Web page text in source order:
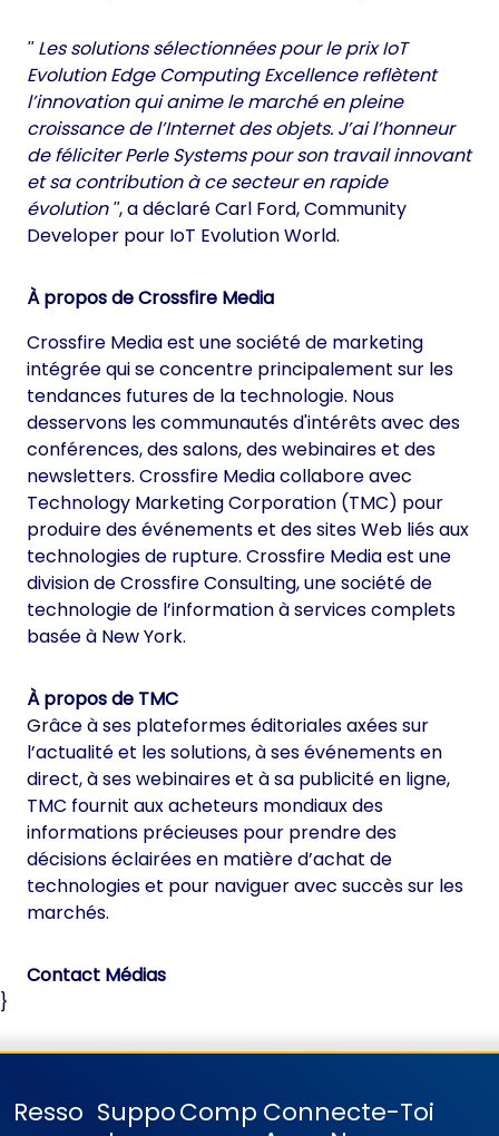
Les solutions sélectionnées pour le prix IoT
Evolution Edge Computing Excellence reflètent
l’innovation qui anime le marché en pleine
croissance de l’Internet des objets. J’ai l’honneur
de féliciter Perle Systems pour son travail innovant
et sa contribution à ce secteur en rapide
évolution , a déclaré Carl Ford, Community
Developer pour IoT Evolution World.
À propos de Crossfire Media
Crossfire Media est une société de marketing
intégrée qui se concentre principalement sur les
tendances futures de la technologie. Nous
desservons les communautés d'intérêts avec des
conférences, des salons, des webinaires et des
newsletters. Crossfire Media collabore avec
Technology Marketing Corporation (TMC) pour
produire des événements et des sites Web liés aux
technologies de rupture. Crossfire Media est une
division de Crossfire Consulting, une société de
technologie de l’information à services complets
basée à New York.
À propos de TMC
Grâce à ses plateformes éditoriales axées sur
l’actualité et les solutions, à ses événements en
direct, à ses webinaires et à sa publicité en ligne,
TMC fournit aux acheteurs mondiaux des
informations précieuses pour prendre des
décisions éclairées en matière d’achat de
technologies et pour naviguer avec succès sur les
marchés.
Contact Médias
}
Resso SuppoComp Connecte-Toi